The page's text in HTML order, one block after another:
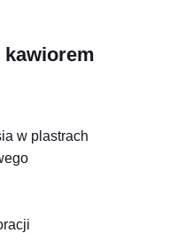
kawiorem
w plastrach